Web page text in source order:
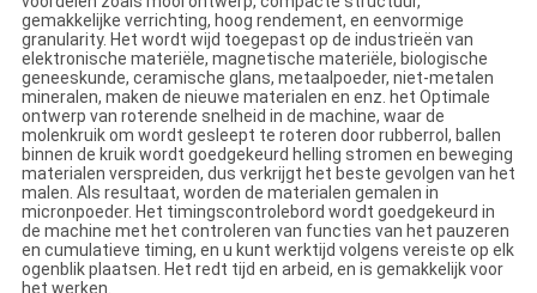
gemakkelijke verrichting, hoog rendement, en eenvormige
granularity. Het wordt wijd toegepast op de industrieën van
elektronische materiële, magnetische materiële, biologische
geneeskunde, ceramische glans, metaalpoeder, niet-metalen
mineralen, maken de nieuwe materialen en enz. het Optimale
ontwerp van roterende snelheid in de machine, waar de
molenkruik om wordt gesleept te roteren door rubberrol, ballen
binnen de kruik wordt goedgekeurd helling stromen en beweging
materialen verspreiden, dus verkrijgt het beste gevolgen van het
malen. Als resultaat, worden de materialen gemalen in
micronpoeder. Het timingscontrolebord wordt goedgekeurd in
de machine met het controleren van functies van het pauzeren
en cumulatieve timing, en u kunt werktijd volgens vereiste op elk
ogenblik plaatsen. Het redt tijd en arbeid, en is gemakkelijk voor
het werken.